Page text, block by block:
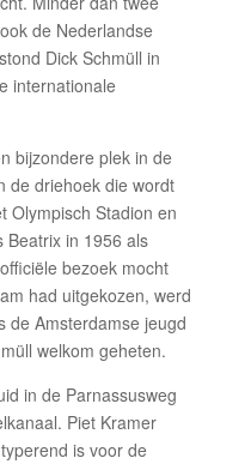
de Nederlandse
Dick Schmüll in
internationale
bijzondere plek in de
de driehoek die wordt
Olympisch Stadion en
Beatrix in 1956 als
bezoek mocht
had uitgekozen, werd
de Amsterdamse jeugd
welkom geheten.
in de Parnassusweg
Piet Kramer
is voor de